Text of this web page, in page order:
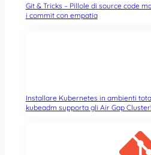
Git & Tricks – Pillole di source code
i commit con empatia
Installare Kubernetes in ambienti
kubeadm supporta gli Air Gap Cluster!